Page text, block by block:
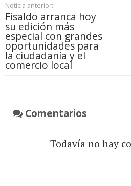
Noticia anterior:
Fisaldo arranca hoy
su edición más
especial con grandes
oportunidades para
la ciudadanía y el
comercio local
Comentarios
Todavía no hay